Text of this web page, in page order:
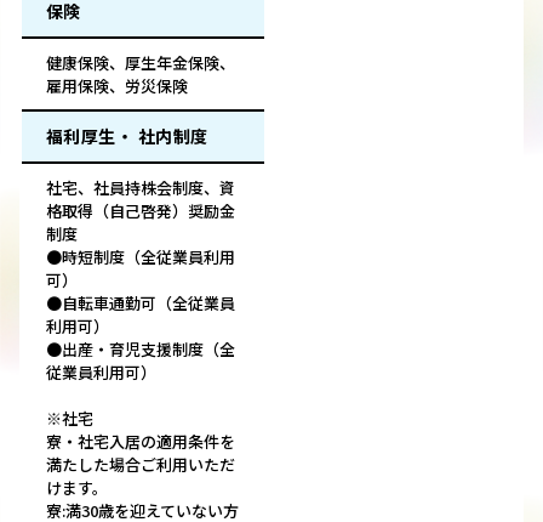
保険
健康保険、厚生年金保険、
雇用保険、労災保険
福利厚生・ 社内制度
社宅、社員持株会制度、資
格取得（自己啓発）奨励金
制度
●時短制度（全従業員利用
可）
●自転車通勤可（全従業員
利用可）
●出産・育児支援制度（全
従業員利用可）
※社宅
寮・社宅入居の適用条件を
満たした場合ご利用いただ
けます。
寮:満30歳を迎えていない方